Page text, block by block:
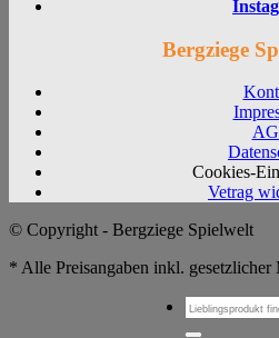
Bergziege
Cookies-
Vetrag
© Copyright - Bergziege Spielwelt
* Alle Preisangaben inkl. gesetzlicher
Suchen
nach: